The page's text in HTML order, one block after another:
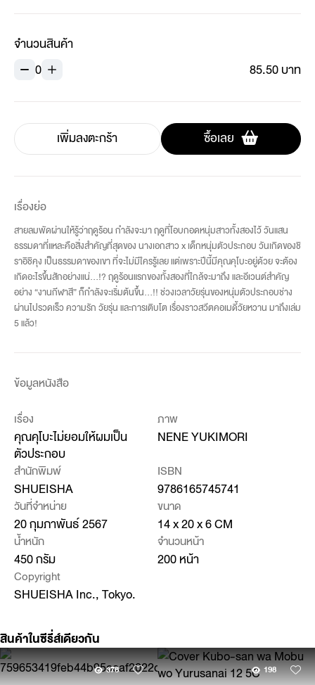
จำนวนสินค้า
0
85.50 บาท
เพิ่มลงตะกร้า ซื้อเลย
เรื่องย่อ
สายลมพัดผ่านให้รู้ว่าฤดูร้อน กำลังจะมา ฤดูที่โอบกอดหนุ่มสาวทั้งสองไว้ วันแสน
ธรรมดาที่แหละคือสิ่งสำคัญที่สุดของ นางเอกสาว x เด็กหนุ่มตัวประกอบ วันเกิดของชิ
ราอิชิคุง เป็นธรรมดาของเขา ที่จะไม่มีใครรู้เลย แต่เพราะปีนี้มีคุณคุโบะอยู่ด้วย จะต้อง
เกิดอะไรขึ้นสักอย่างแน่…!? ฤดูร้อนแรกของทั้งสองที่ใกล้จะมาถึง และอีเวนต์สำคัญ
อย่าง “งานกีฬาสี” ก็กำลังจะเริ่มต้นขึ้น…!! ช่วงเวลาวัยรุ่นของหนุ่มตัวประกอบช่าง
ผ่านไปรวดเร็ว ความรัก วัยรุ่น และการเติบโต เรื่องราวสวีตคอเมดี้วัยหวาน มาถึงเล่ม
5 แล้ว!
ข้อมูลหนังสือ
เรื่อง
คุณคุโบะไม่ยอมให้ผมเป็น
ตัวประกอบ
ภาพ
NENE YUKIMORI
สำนักพิมพ์
SHUEISHA
ISBN
9786165745741
วันที่จำหน่าย
20 กุมภาพันธ์ 2567
ขนาด
14 x 20 x 6 CM
น้ำหนัก
450 กรัม
จำนวนหน้า
200 หน้า
Copyright
SHUEISHA Inc., Tokyo.
สินค้าในซีรี่ส์เดียวกัน
378 198